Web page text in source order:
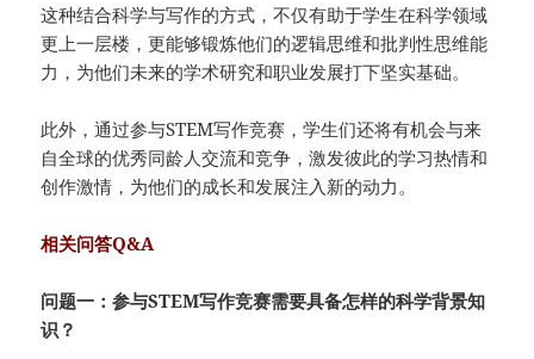
这种结合科学与写作的方式，不仅有助于学生在科学领域
更上一层楼，更能够锻炼他们的逻辑思维和批判性思维能
力，为他们未来的学术研究和职业发展打下坚实基础。
此外，通过参与STEM写作竞赛，学生们还将有机会与来
自全球的优秀同龄人交流和竞争，激发彼此的学习热情和
创作激情，为他们的成长和发展注入新的动力。
相关问答Q&A
问题一：参与STEM写作竞赛需要具备怎样的科学背景知
识？